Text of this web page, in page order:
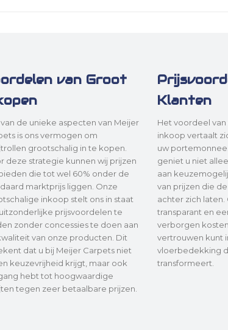
van Groot
van de unieke aspecten van Meijer
is ons vermogen om
grootschalig in te kopen.
deze strategie kunnen wij prijzen
die tot wel 60% onder de
marktprijs liggen. Onze
inkoop stelt ons in staat
prijsvoordelen te
zonder concessies te doen aan
van onze producten. Dit
dat u bij Meijer Carpets niet
keuzevrijheid krijgt, maar ook
hebt tot hoogwaardige
tegen zeer betaalbare prijzen.
Klanten
Het voordeel
inkoop vertaalt
uw
geniet u niet
aan
van prijzen die
achter zich laten.
transparant en
verborgen
vertrouwen kunt
vloerbedekking
transformeert.